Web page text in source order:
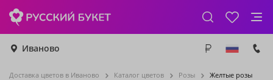
Иваново
Доставка цветов в Иваново Каталог цветов Розы Желтые розы